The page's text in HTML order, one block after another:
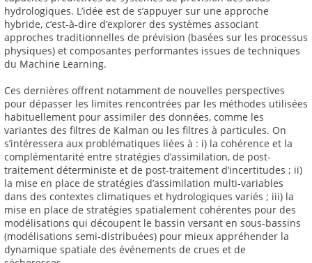
hydrologiques. L’idée est de s’appuyer sur une approche
hybride, c’est-à-dire d’explorer des systèmes associant
approches traditionnelles de prévision (basées sur les processus
physiques) et composantes performantes issues de techniques
du Machine Learning.
Ces dernières offrent notamment de nouvelles perspectives
pour dépasser les limites rencontrées par les méthodes utilisées
habituellement pour assimiler des données, comme les
variantes des filtres de Kalman ou les filtres à particules. On
s’intéressera aux problématiques liées à : i) la cohérence et la
complémentarité entre stratégies d’assimilation, de post-
traitement déterministe et de post-traitement d’incertitudes ; ii)
la mise en place de stratégies d’assimilation multi-variables
dans des contextes climatiques et hydrologiques variés ; iii) la
mise en place de stratégies spatialement cohérentes pour des
modélisations qui découpent le bassin versant en sous-bassins
(modélisations semi-distribuées) pour mieux appréhender la
dynamique spatiale des événements de crues et de